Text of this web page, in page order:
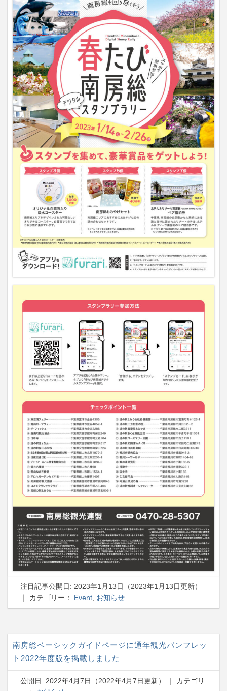
注目記事公開日: 2023年1月13日 （2023年1月13日更新）
｜ カテゴリー： Event お知らせ
南房総ベーシックガイドページに通年観光パンフレッ
ト2022年度版を掲載しました
公開日: 2022年4月7日 （2022年4月7日更新）
｜ カテゴリ